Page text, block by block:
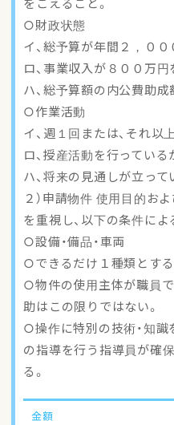
○財政状態
イ、総予算が年間２，０
ロ、事業収入が８００万円
ハ、総予算額の内公費助
○作業活動
イ、週１回または、それ以
ロ、授産活動を行っている
ハ、将来の見通しが立って
２）申請物件 使用目的お
を重視し、以下の条件によ
○設備・備品・車両
○できるだけ１種類とする
○物件の使用主体が職員
助はこの限りではない。
○操作に特別の技術・知識
の指導を行う指導員が確
る。
金額